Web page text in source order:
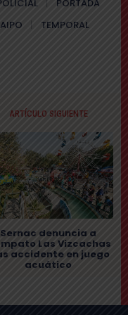
PORTADA
TEMPORAL
ARTÍCULO SIGUIENTE
Sernac denuncia a
Las Vizcachas
accidente en juego
acuático